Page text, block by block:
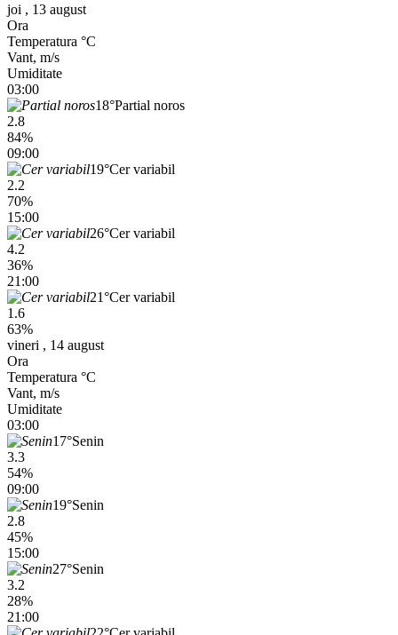
joi , 13 august
Ora
Temperatura °C
Vant, m/s
Umiditate
03:00
18°Partial noros
2.8
84%
09:00
19°Cer variabil
2.2
70%
15:00
26°Cer variabil
4.2
36%
21:00
21°Cer variabil
1.6
63%
vineri , 14 august
Ora
Temperatura °C
Vant, m/s
Umiditate
03:00
17°Senin
3.3
54%
09:00
19°Senin
2.8
45%
15:00
27°Senin
3.2
28%
21:00